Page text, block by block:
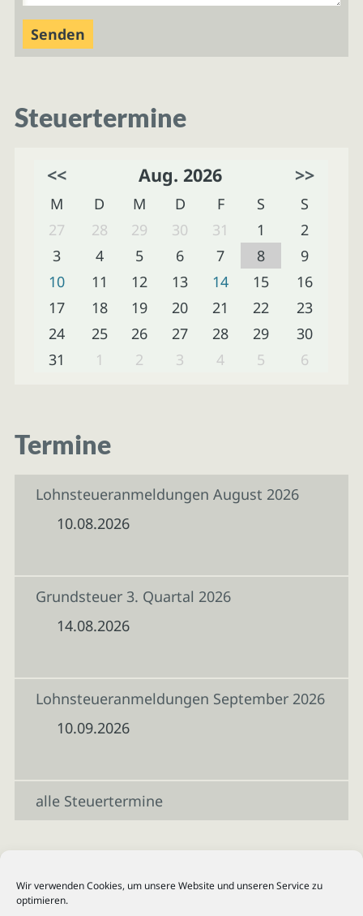
Wir verwenden Cookies, um unsere Website und unseren Service zu
optimieren.
Steuertermine
<< Aug. 2026 >>
M D M D F S
S
27
28 29 30 31 1
2
3
4 5 6 7 8
9
10
11 12 13 14 15
16
17
18 19 20 21 22
23
24
25 26 27 28 29
30
31
1 2 3 4 5 6
Termine
Lohnsteueranmeldungen August 2026
10.08.2026
Grundsteuer 3. Quartal 2026
14.08.2026
Lohnsteueranmeldungen September 2026
10.09.2026
alle Steuertermine